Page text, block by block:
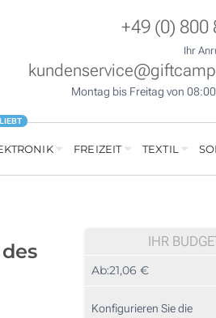
+49 (0) 800
Ihr
Montag bis Freitag von
FREIZEIT TEXTIL
IHR
Ab:21,06 €
Konfigurieren Sie die